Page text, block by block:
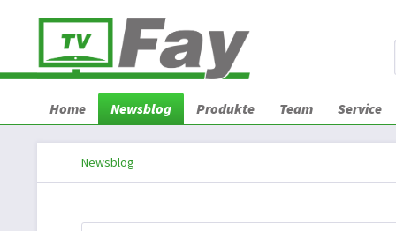
Home Newsblog Produkte Team Service
Newsblog